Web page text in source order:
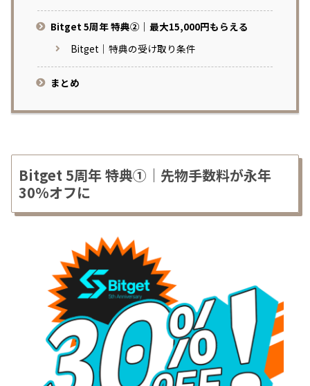
Bitget 5周年 特典②｜最大15,000円もらえる
Bitget｜特典の受け取り条件
まとめ
Bitget 5周年 特典①｜先物手数料が永年
30%オフに